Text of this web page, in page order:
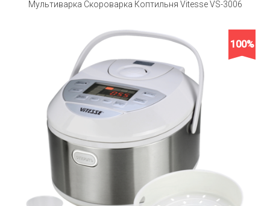
Мультиварка Скороварка Коптильня Vitesse VS-3006
100%